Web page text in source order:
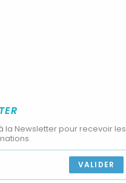
la Newsletter pour recevoir les
VALIDER